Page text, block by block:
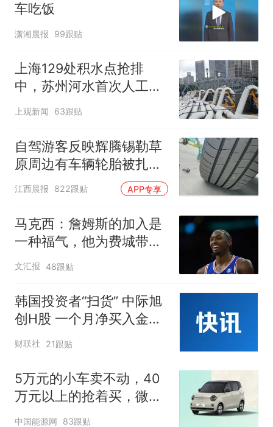
车吃饭
潇湘晨报 99跟贴
上海129处积水点抢排
中，苏州河水首次人工翻
泄至黄浦江
上观新闻 63跟贴
自驾游客反映辉腾锡勒草
原周边有车辆轮胎被扎，
修理店铺换胎价格高达千
元，官方发布情况通报
江西晨报 822跟贴 APP专享
马克西：詹姆斯的加入是
一种福气，他为费城带来
谦逊
文汇报 48跟贴
韩国投资者“扫货” 中际旭
创H股 一个月净买入金额
达4339.42万美元
财联社 21跟贴
5万元的小车卖不动，40
万元以上的抢着买，微型
代步车集体遇冷
中国能源网 83跟贴